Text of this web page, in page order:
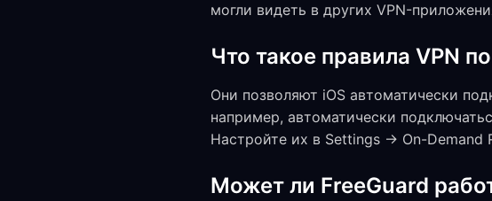
могли видеть в других VPN-
Что такое правила VPN
Они позволяют iOS автоматически
например, автоматически
Настройте их в Settings → On-Demand
Может ли FreeGuard